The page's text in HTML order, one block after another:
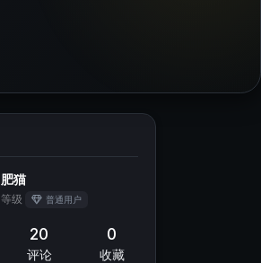
肥猫
等级 普通用户
20
评论
0
收藏